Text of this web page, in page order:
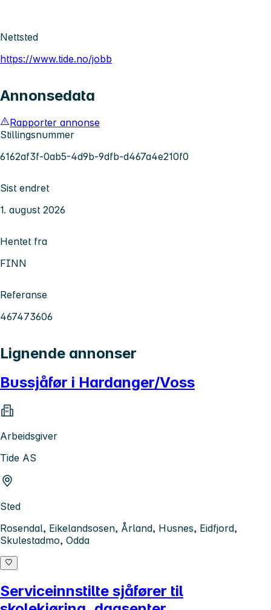
Nettsted
https://www.tide.no/jobb
Annonsedata
Rapporter annonse
Stillingsnummer
6162af3f-0ab5-4d9b-9dfb-d467a4e210f0
Sist endret
1. august 2026
Hentet fra
FINN
Referanse
467473606
Lignende annonser
Bussjåfør i Hardanger/Voss
Arbeidsgiver
Tide AS
Sted
Rosendal, Eikelandsosen, Årland, Husnes, Eidfjord,
Skulestadmo, Odda
Serviceinnstilte sjåfører til